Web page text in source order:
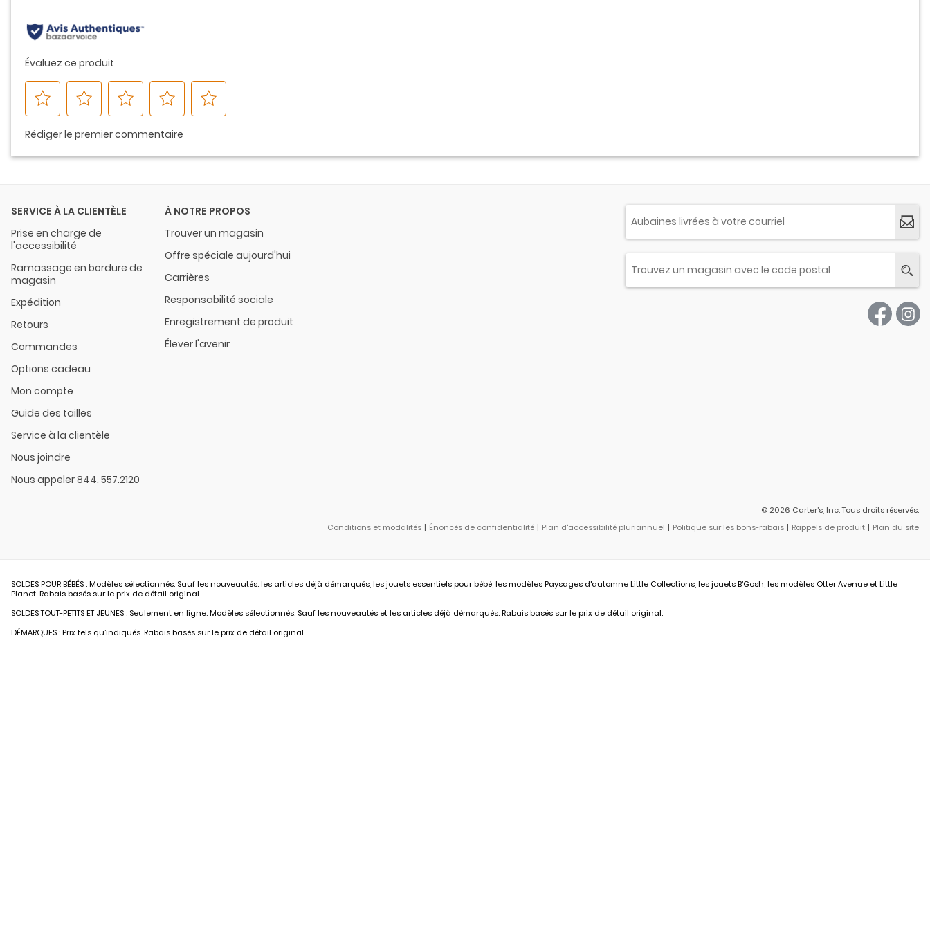
SERVICE À LA CLIENTÈLE
Prise en charge de
l'accessibilité
Ramassage en bordure de
magasin
Expédition
Retours
Commandes
Options cadeau
Mon compte
Guide des tailles
Service à la clientèle
Nous joindre
Nous appeler 844. 557.2120
À NOTRE PROPOS
Trouver un magasin
Offre spéciale aujourd'hui
Carrières
Responsabilité sociale
Enregistrement de produit
Élever l'avenir
© 2026 Carter’s, Inc. Tous droits réservés.
Conditions et modalités
Énoncés de confidentialité Plan d'accessibilité pluriannuel Politique sur les bons-rabais Rappels de produit Plan du site
SOLDES POUR BÉBÉS : Modèles sélectionnés. Sauf les nouveautés. les articles déjà démarqués, les jouets essentiels pour bébé, les modèles Paysages d'automne Little Collections, les jouets B’Gosh, les modèles Otter Avenue et Little
Planet. Rabais basés sur le prix de détail original.
SOLDES TOUT-PETITS ET JEUNES : Seulement en ligne. Modèles sélectionnés. Sauf les nouveautés et les articles déjà démarqués. Rabais basés sur le prix de détail original.
DÉMARQUES : Prix tels qu’indiqués. Rabais basés sur le prix de détail original.